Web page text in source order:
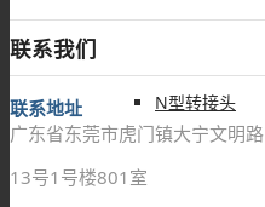
N型转接头
联系我们
联系地址
广东省东莞市虎门镇大宁文明路
13号1号楼801室